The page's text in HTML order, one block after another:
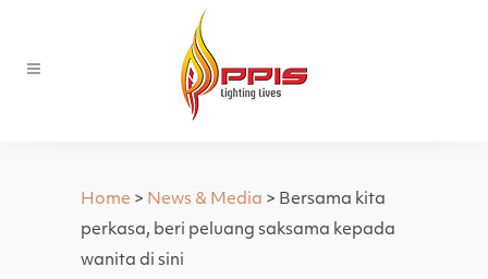
Home > News & Media > Bersama kita
perkasa, beri peluang saksama kepada
wanita di sini